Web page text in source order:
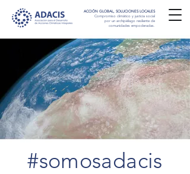
ACCIÓN GLOBAL, SOLUCIONES LOCALES
Compromiso climático y justicia social
por un archipiélago resiliente de
comunidades empoderadas.
#somosadacis